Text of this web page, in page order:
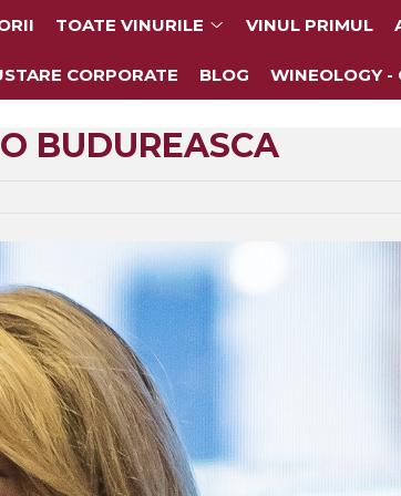
TOATE VINURILE VINUL PRIMUL
CORPORATE BLOG WINEOLOGY -
BUDUREASCA